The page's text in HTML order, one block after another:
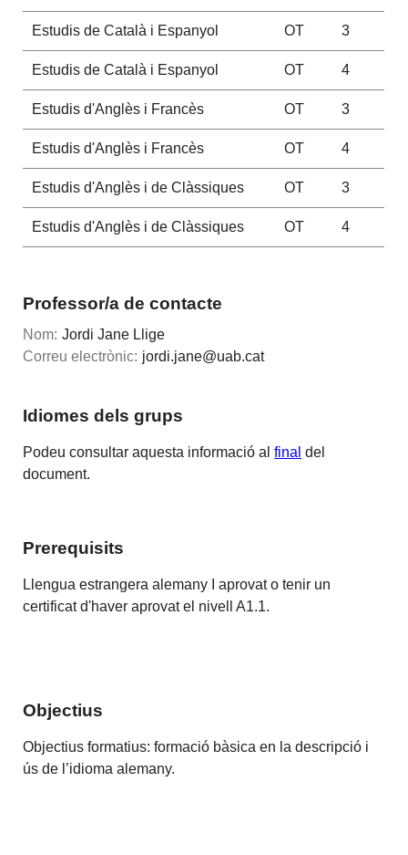
Estudis de Català i Espanyol OT 3
Estudis de Català i Espanyol OT 4
Estudis d'Anglès i Francès OT 3
Estudis d'Anglès i Francès OT 4
Estudis d'Anglès i de Clàssiques OT 3
Estudis d'Anglès i de Clàssiques OT 4
Professor/a de contacte
Nom: Jordi Jane Llige
Correu electrònic: jordi.jane@uab.cat
Idiomes dels grups
Podeu consultar aquesta informació alfinal del
document.
Prerequisits
Llengua estrangera alemany I aprovat o tenir un
certificat d'haver aprovat el nivell A1.1.
Objectius
Objectius formatius: formació bàsica en la descripció i
ús de l’idioma alemany.